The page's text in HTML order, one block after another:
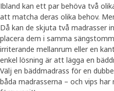
Ibland kan ett par behöva två
att matcha deras olika behov.
Då kan de skjuta två madrasser
placera dem i samma
irriterande mellanrum eller en
enkel lösning är att lägga en
Välj en bäddmadrass för en
båda madrasserna – och vips